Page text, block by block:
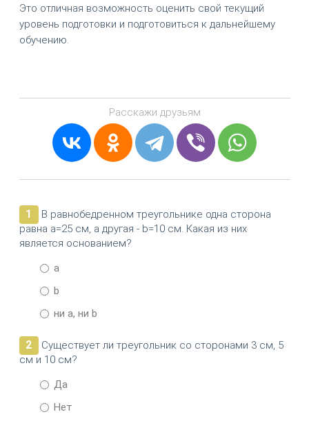
Это отличная возможность оценить свой текущий
уровень подготовки и подготовиться к дальнейшему
обучению.
Расскажи друзьям
1
В равнобедренном треугольнике одна сторона
равна a=25 см, а другая - b=10 см. Какая из них
является основанием?
a
b
ни a, ни b
2
Существует ли треугольник со сторонами 3 см, 5
см и 10 см?
Да
Нет